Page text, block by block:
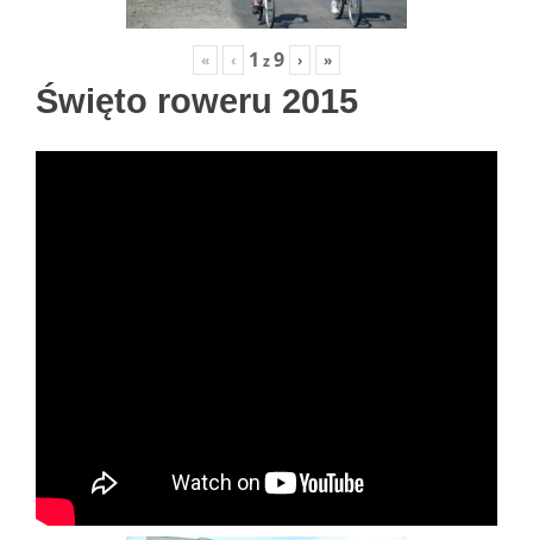
« ‹ 1 z9 › »
Święto roweru 2015